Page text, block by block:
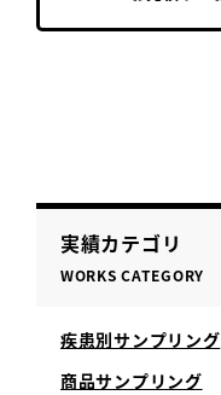
実績カテゴリ
WORKS CATEGORY
疾患別サンプリング
商品サンプリング